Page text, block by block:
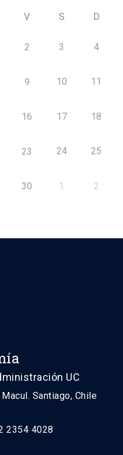
V S D
2 3 4
9 10 11
16 17 18
23 24 25
30 1 2
UC
Santiago, Chile
2354 4028